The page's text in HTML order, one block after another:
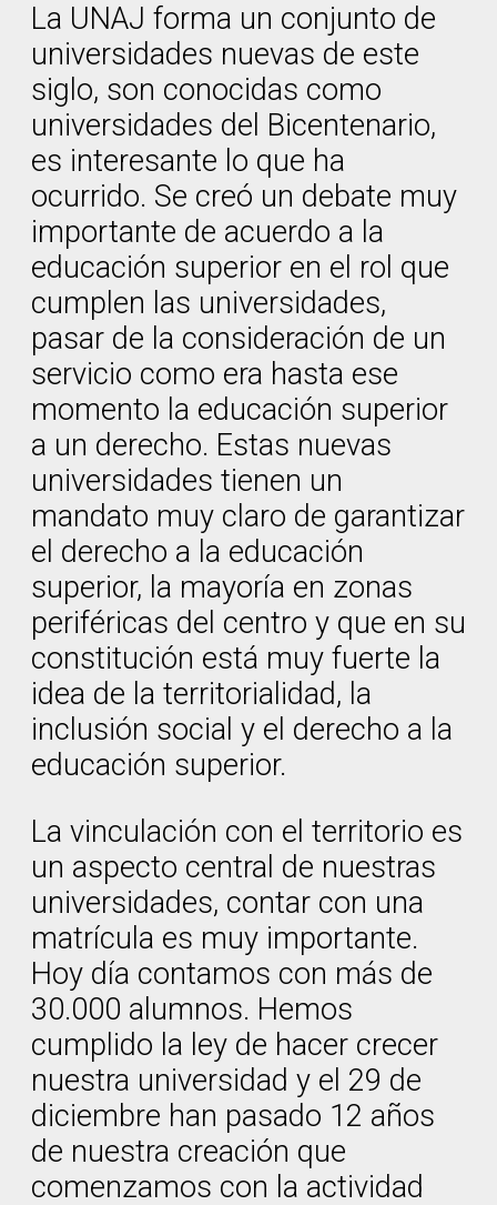
La UNAJ forma un conjunto de
universidades nuevas de este
siglo, son conocidas como
universidades del Bicentenario,
es interesante lo que ha
ocurrido. Se creó un debate muy
importante de acuerdo a la
educación superior en el rol que
cumplen las universidades,
pasar de la consideración de un
servicio como era hasta ese
momento la educación superior
a un derecho. Estas nuevas
universidades tienen un
mandato muy claro de garantizar
el derecho a la educación
superior, la mayoría en zonas
periféricas del centro y que en su
constitución está muy fuerte la
idea de la territorialidad, la
inclusión social y el derecho a la
educación superior.
La vinculación con el territorio es
un aspecto central de nuestras
universidades, contar con una
matrícula es muy importante.
Hoy día contamos con más de
30.000 alumnos. Hemos
cumplido la ley de hacer crecer
nuestra universidad y el 29 de
diciembre han pasado 12 años
de nuestra creación que
comenzamos con la actividad